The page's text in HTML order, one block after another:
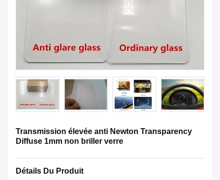
Transmission élevée anti Newton Transparency
Diffuse 1mm non briller verre
Détails Du Produit